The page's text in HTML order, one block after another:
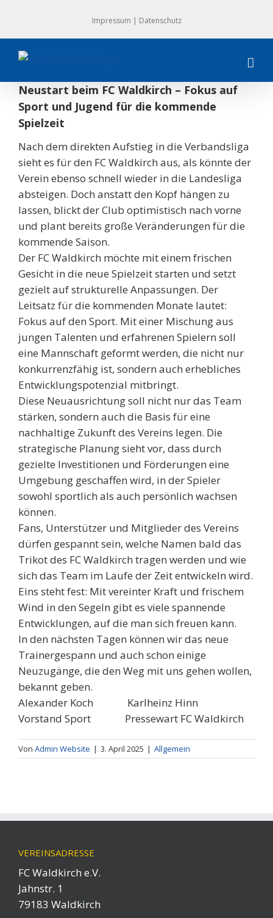
springen
Impressum | Datenschutz
Neustart beim FC Waldkirch – Fokus auf
Sport und Jugend für die kommende
Spielzeit
Nach dem direkten Aufstieg in die Verbandsliga
sieht es für den FC Waldkirch aus, als könnte der
Verein ebenso schnell wieder in die Landesliga
absteigen. Doch anstatt den Kopf hängen zu
lassen, blickt der Club optimistisch nach vorne
und plant bereits große Veränderungen für die
kommende Saison.
Der FC Waldkirch möchte mit einem frischen
Gesicht in die neue Spielzeit starten und setzt
gezielt auf strukturelle Anpassungen. Der
Leitsatz für die kommenden Monate lautet:
Fokus auf den Sport. Mit einer Mischung aus
jungen Talenten und erfahrenen Spielern soll
eine Mannschaft geformt werden, die nicht nur
konkurrenzfähig ist, sondern auch erhebliches
Entwicklungspotenzial mitbringt.
Diese Neuausrichtung soll nicht nur das Team
stärken, sondern auch die Basis für eine
nachhaltige Zukunft des Vereins legen. Die
strategische Planung sieht vor, dass durch
gezielte Investitionen und Förderungen eine
Umgebung geschaffen wird, in der Spieler
sowohl sportlich als auch persönlich wachsen
können.
Fans, Unterstützer und Mitglieder des Vereins
dürfen gespannt sein, welche Namen bald das
Trikot des FC Waldkirch tragen werden und wie
sich das Team im Laufe der Zeit entwickeln wird.
Eins steht fest: Mit vereinter Kraft und frischem
Wind in den Segeln gibt es viele spannende
Entwicklungen, auf die man sich freuen kann.
In den nächsten Tagen können wir das neue
Trainergespann und auch schon einige
Neuzugänge, die den Weg mit uns gehen wollen,
bekannt geben.
Alexander Koch Karlheinz Hinn
Vorstand Sport Pressewart FC Waldkirch
Von Admin Website | 3. April 2025 | Allgemein
VEREINSADRESSE
FC Waldkirch e.V.
Jahnstr. 1
79183 Waldkirch